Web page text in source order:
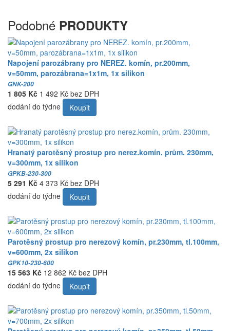
Podobné PRODUKTY
Napojení parozábrany pro NEREZ. komín, pr.200mm,
v=50mm, parozábrana=1x1m, 1x silikon
GNK-200
1 805 Kč 1 492 Kč bez DPH
dodání do týdne
Koupit
Hranatý parotěsný prostup pro nerez.komín, prům. 230mm,
v=300mm, 1x silikon
GPKB-230-300
5 291 Kč 4 373 Kč bez DPH
dodání do týdne
Koupit
Parotěsný prostup pro nerezový komín, pr.230mm, tl.100mm,
v=600mm, 2x silikon
GPK10-230-600
15 563 Kč 12 862 Kč bez DPH
dodání do týdne
Koupit